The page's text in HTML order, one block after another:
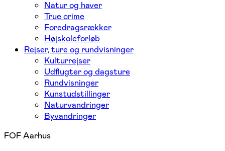
Natur og haver
True crime
Foredragsrækker
Højskoleforløb
Rejser, ture og rundvisninger
Kulturrejser
Udflugter og dagsture
Rundvisninger
Kunstudstillinger
Naturvandringer
Byvandringer
FOF Aarhus